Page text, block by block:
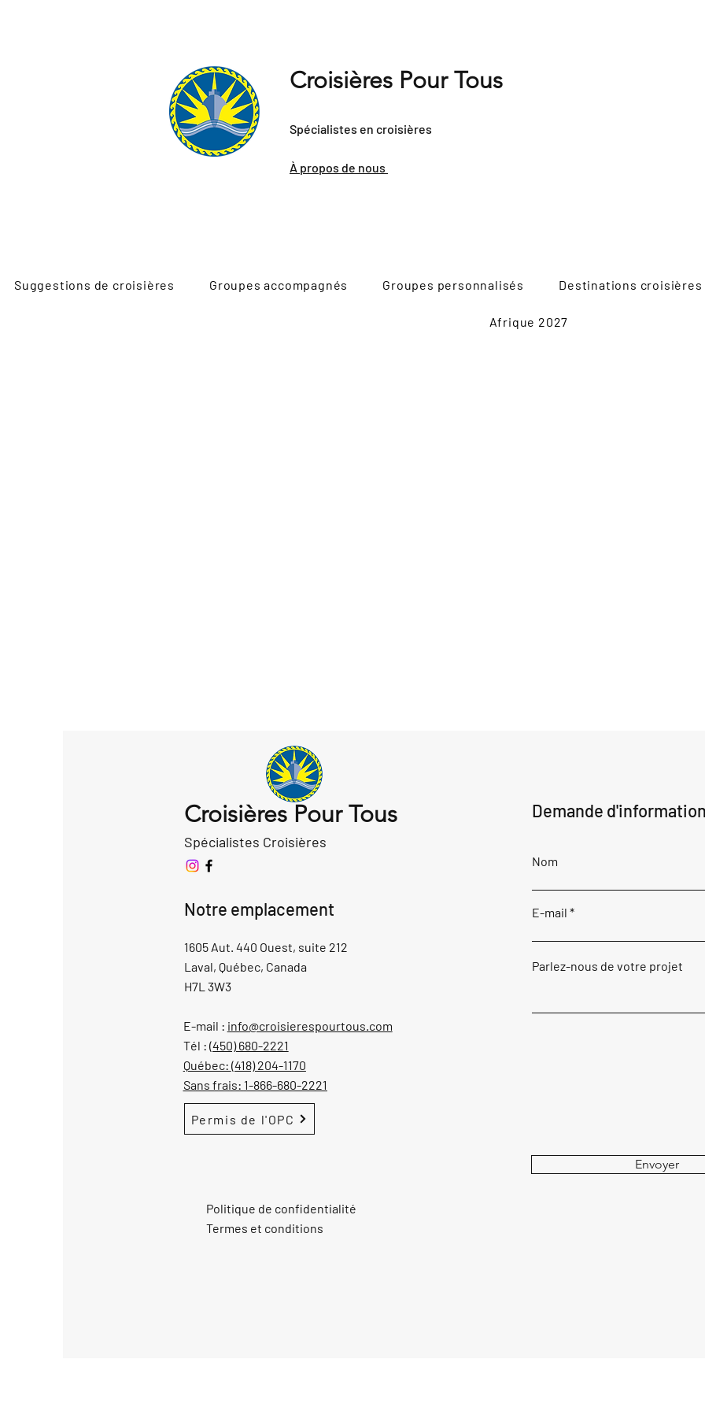
Croisières Pour Tous
Spécialistes en croisières
À propos de nous
Suggestions de croisières Groupes accompagnés Groupes personnalisés Destinations croisières
Afrique 2027
Croisières Pour Tous
Spécialistes Croisières
Notre emplacement
1605 Aut. 440 Ouest, suite 212
Laval, Québec, Canada
H7L 3W3
E-mail : info@croisierespourtous.com
Tél : (450) 680-2221
Québec: (418) 204-1170
Sans frais: 1-866-680-2221
Permis de l'OPC
Demande
Nom
E-mail
Parlez-nous de votre projet
Envoyer
Politique de confidentialité
Termes et conditions